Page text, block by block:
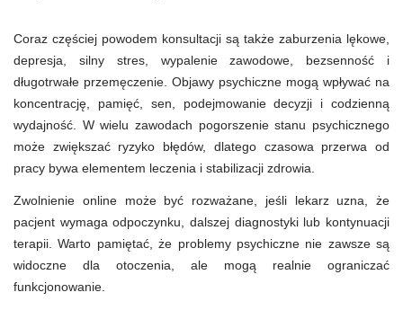
Coraz częściej powodem konsultacji są także zaburzenia lękowe,
depresja, silny stres, wypalenie zawodowe, bezsenność i
długotrwałe przemęczenie. Objawy psychiczne mogą wpływać na
koncentrację, pamięć, sen, podejmowanie decyzji i codzienną
wydajność. W wielu zawodach pogorszenie stanu psychicznego
może zwiększać ryzyko błędów, dlatego czasowa przerwa od
pracy bywa elementem leczenia i stabilizacji zdrowia.
Zwolnienie online może być rozważane, jeśli lekarz uzna, że
pacjent wymaga odpoczynku, dalszej diagnostyki lub kontynuacji
terapii. Warto pamiętać, że problemy psychiczne nie zawsze są
widoczne dla otoczenia, ale mogą realnie ograniczać
funkcjonowanie.